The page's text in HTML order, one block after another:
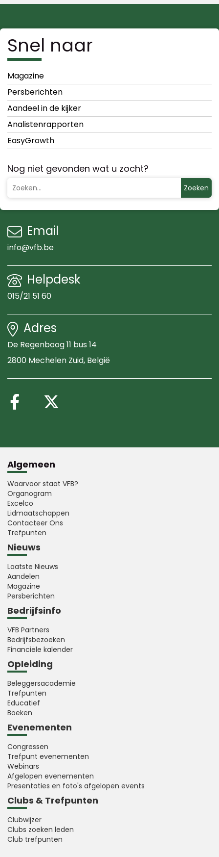
Snel naar
Magazine
Persberichten
Aandeel in de kijker
Analistenrapporten
EasyGrowth
Nog niet gevonden wat u zocht?
Zoeken
Email
info@vfb.be
Helpdesk
015/21 51 60
Adres
De Regenboog 11 bus 14
2800 Mechelen Zuid, België
Volg ons op Facebook
Algemeen
Waarvoor staat VFB?
Organogram
Excelco
Lidmaatschappen
Contacteer Ons
Trefpunten
Nieuws
Laatste Nieuws
Aandelen
Magazine
Persberichten
Bedrijfsinfo
VFB Partners
Bedrijfsbezoeken
Financiële kalender
Opleiding
Beleggersacademie
Trefpunten
Educatief
Boeken
Evenementen
Congressen
Trefpunt evenementen
Webinars
Afgelopen evenementen
Presentaties en foto's afgelopen events
Clubs & Trefpunten
Clubwijzer
Clubs zoeken leden
Club trefpunten